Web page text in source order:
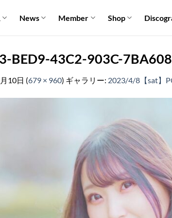
News Member Shop
BED9-43C2-903C-
10日 (679 × 960) ギャラリー: 2023/4/8【sat】